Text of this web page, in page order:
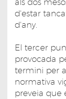
als dos
d'estar
d'any.
El tercer
provocada
termini per
normativa
preveia que